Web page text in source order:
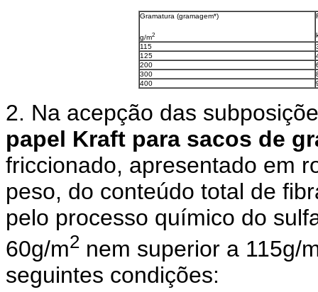
Gramatura (gramagem*)
g/m2
115
125
200
300
400
2. Na acepção das
papel Kraft para sacos de
friccionado, apresentado em
peso, do conteúdo total de
pelo processo químico do
60g/m2 nem superior a 115g/
seguintes condições: